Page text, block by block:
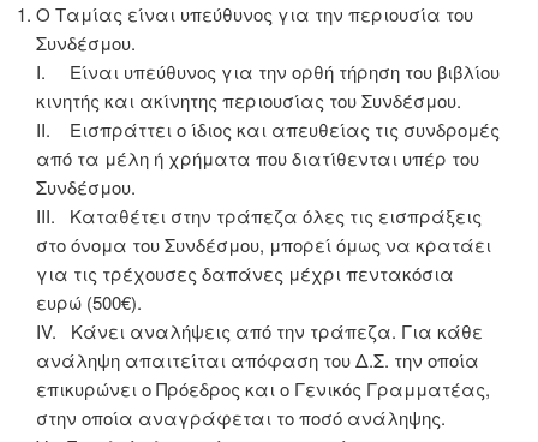
Ο Ταμίας είναι υπεύθυνος για την περιουσία του
Συνδέσμου.
I. Είναι υπεύθυνος για την ορθή τήρηση του βιβλίου
κινητής και ακίνητης περιουσίας του Συνδέσμου.
II. Εισπράττει ο ίδιος και απευθείας τις συνδρομές
από τα μέλη ή χρήματα που διατίθενται υπέρ του
Συνδέσμου.
III. Καταθέτει στην τράπεζα όλες τις εισπράξεις
στο όνομα του Συνδέσμου, μπορεί όμως να κρατάει
για τις τρέχουσες δαπάνες μέχρι πεντακόσια
ευρώ (500€).
IV. Κάνει αναλήψεις από την τράπεζα. Για κάθε
ανάληψη απαιτείται απόφαση του Δ.Σ. την οποία
επικυρώνει ο Πρόεδρος και ο Γενικός Γραμματέας,
στην οποία αναγράφεται το ποσό ανάληψης.